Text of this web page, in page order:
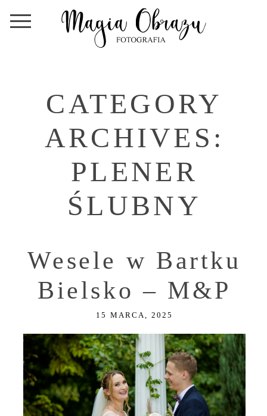
CATEGORY
ARCHIVES:
PLENER
ŚLUBNY
Wesele w Bartku
Bielsko – M&P
15 MARCA, 2025